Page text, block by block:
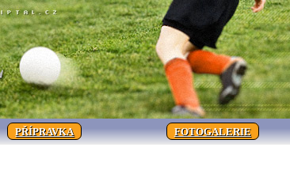
PŘÍPRAVKA FOTOGALERIE